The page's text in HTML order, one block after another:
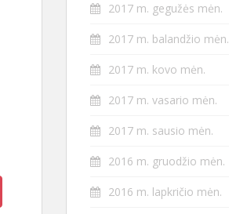
2017 m. gegužės mėn.
2017 m. balandžio mėn.
2017 m. kovo mėn.
2017 m. vasario mėn.
2017 m. sausio mėn.
2016 m. gruodžio mėn.
2016 m. lapkričio mėn.